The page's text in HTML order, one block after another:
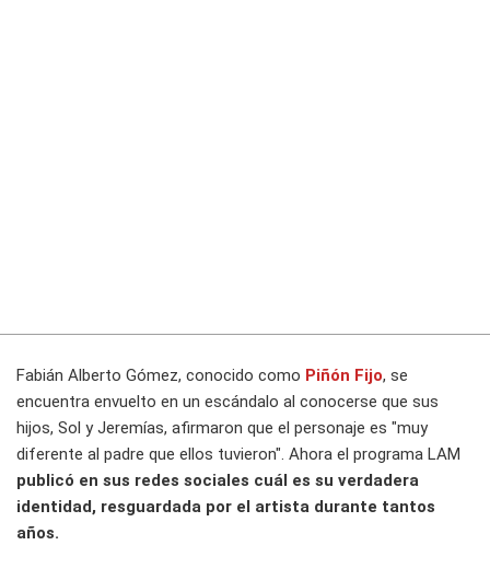
Fabián Alberto Gómez, conocido como Piñón Fijo, se
encuentra envuelto en un escándalo al conocerse que sus
hijos, Sol y Jeremías, afirmaron que el personaje es "muy
diferente al padre que ellos tuvieron". Ahora el programa LAM
publicó en sus redes sociales cuál es su verdadera
identidad, resguardada por el artista durante tantos
años.